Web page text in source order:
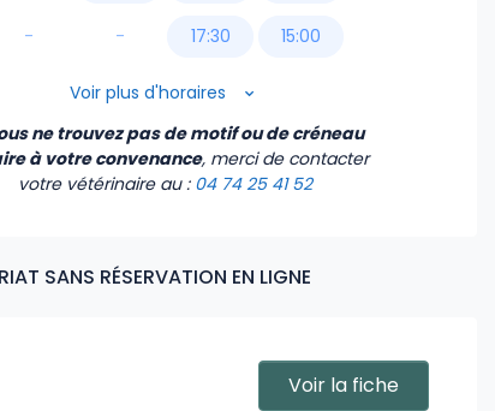
- - 17:30
18:00
18:30
15:00
16:00
18:00
Voir plus d'horaires
ne trouvez pas de motif ou de créneau
à votre convenance, merci de contacter
votre vétérinaire au : 04 74 25 41 52
SANS RÉSERVATION EN LIGNE
Voir la fiche